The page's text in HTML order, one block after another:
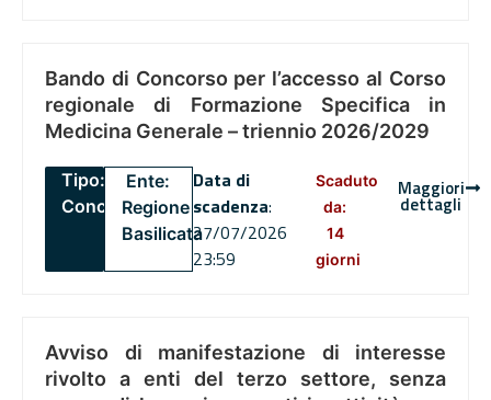
Bando di Concorso per l’accesso al Corso
regionale di Formazione Specifica in
Medicina Generale – triennio 2026/2029
Tipo:
Concorsi
Ente:
Regione
Basilicata
Data di
scadenza:
27/07/2026
23:59
Scaduto
da:
14
giorni
Maggiori
dettagli
Avviso di manifestazione di interesse
rivolto a enti del terzo settore, senza